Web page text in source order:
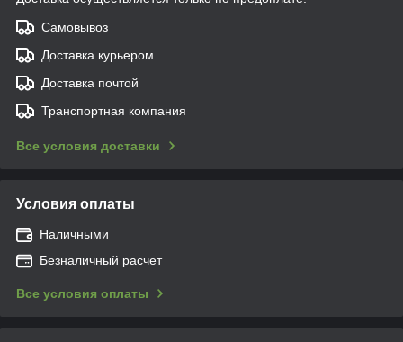
Самовывоз
Доставка курьером
Доставка почтой
Транспортная компания
Все условия доставки
Условия оплаты
Наличными
Безналичный расчет
Все условия оплаты